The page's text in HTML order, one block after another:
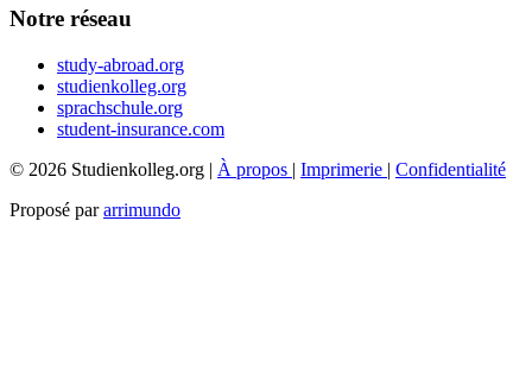
Notre réseau
study-abroad.org
studienkolleg.org
sprachschule.org
student-insurance.com
© 2026 Studienkolleg.org | À propos | Imprimerie | Confidentialité
Proposé pararrimundo